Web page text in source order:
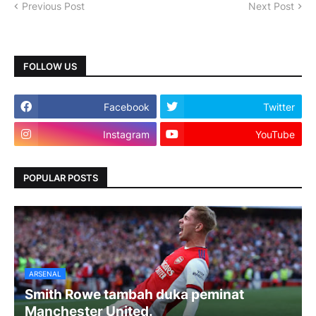
Previous Post Next Post
FOLLOW US
Facebook Twitter
Instagram YouTube
POPULAR POSTS
ARSENAL
Smith Rowe tambah duka peminat
Manchester United.